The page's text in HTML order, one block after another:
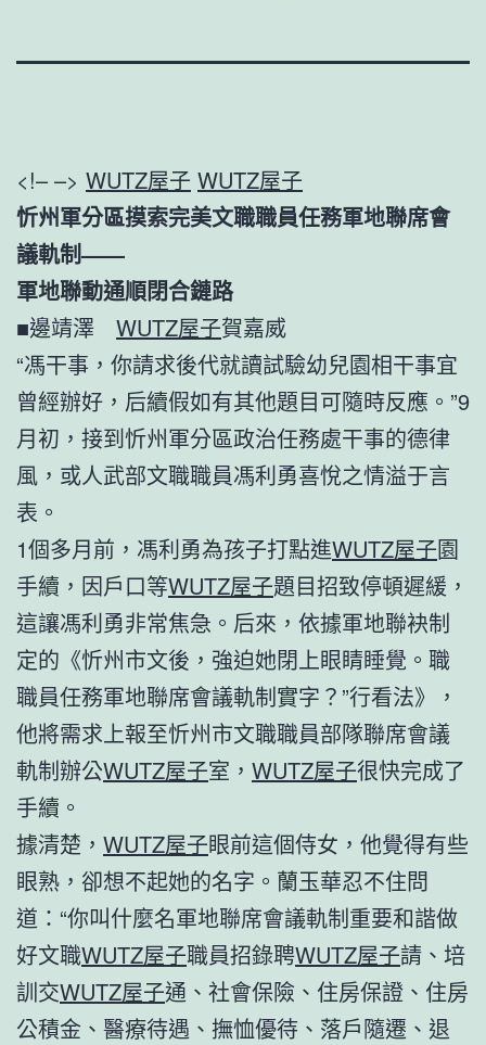
<!– –> WUTZ屋子 WUTZ屋子
忻州軍分區摸索完美文職職員任務軍地聯席會
議軌制——
軍地聯動通順閉合鏈路
■邊靖澤 WUTZ屋子賀嘉威
“馮干事，你請求後代就讀試驗幼兒園相干事宜
曾經辦好，后續假如有其他題目可隨時反應。”9
月初，接到忻州軍分區政治任務處干事的德律
風，或人武部文職職員馮利勇喜悅之情溢于言
表。
1個多月前，馮利勇為孩子打點進WUTZ屋子園
手續，因戶口等WUTZ屋子題目招致停頓遲緩，
這讓馮利勇非常焦急。后來，依據軍地聯袂制
定的《忻州市文後，強迫她閉上眼睛睡覺。職
職員任務軍地聯席會議軌制實字？”行看法》，
他將需求上報至忻州市文職職員部隊聯席會議
軌制辦公WUTZ屋子室， WUTZ屋子很快完成了
手續。
據清楚， WUTZ屋子眼前這個侍女，他覺得有些
眼熟，卻想不起她的名字。蘭玉華忍不住問
道：“你叫什麼名軍地聯席會議軌制重要和諧做
好文職WUTZ屋子職員招錄聘WUTZ屋子請、培
訓交WUTZ屋子通、社會保險、住房保證、住房
公積金、醫療待遇、撫恤優待、落戶隨遷、退